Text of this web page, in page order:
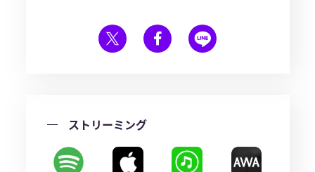
ストリーミング